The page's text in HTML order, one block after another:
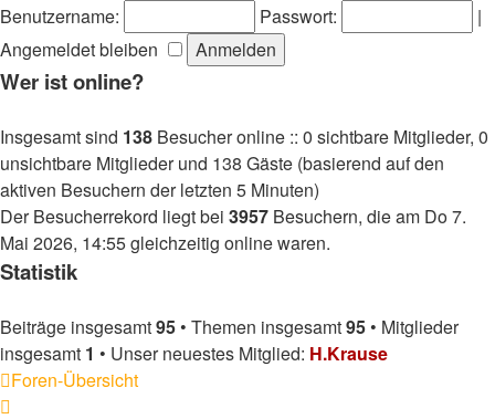
Benutzername: Passwort:
|
Angemeldet bleiben
Wer ist online?
Insgesamt sind 138 Besucher online :: 0 sichtbare Mitglieder, 0
unsichtbare Mitglieder und 138 Gäste (basierend auf den
aktiven Besuchern der letzten 5 Minuten)
Der Besucherrekord liegt bei 3957 Besuchern, die am Do 7.
Mai 2026, 14:55 gleichzeitig online waren.
Statistik
Beiträge insgesamt95 • Themen insgesamt95 • Mitglieder
insgesamt 1 • Unser neuestes Mitglied: H.Krause
Foren-Übersicht